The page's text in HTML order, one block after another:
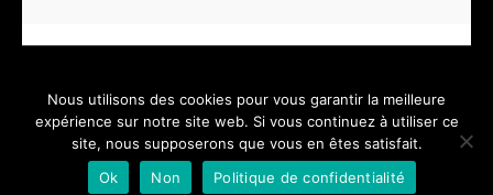
PHOTOGRAPHE & VIDEASTE PROFESSIONNEL - depuis 2005 -
Nous utilisons des cookies pour vous garantir la meilleure
expérience sur notre site web. Si vous continuez à utiliser ce
site, nous supposerons que vous en êtes satisfait.
Ok
Non Politique de confidentialité